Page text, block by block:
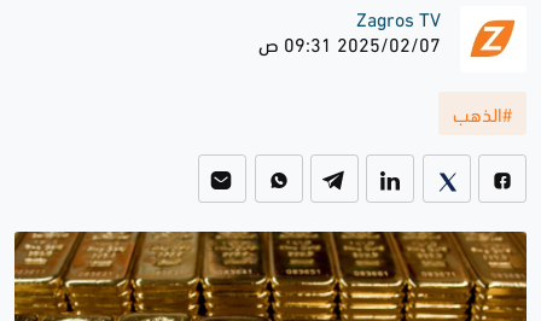
Zagros TV
2025/02/07 09:31 ص
#الذهب